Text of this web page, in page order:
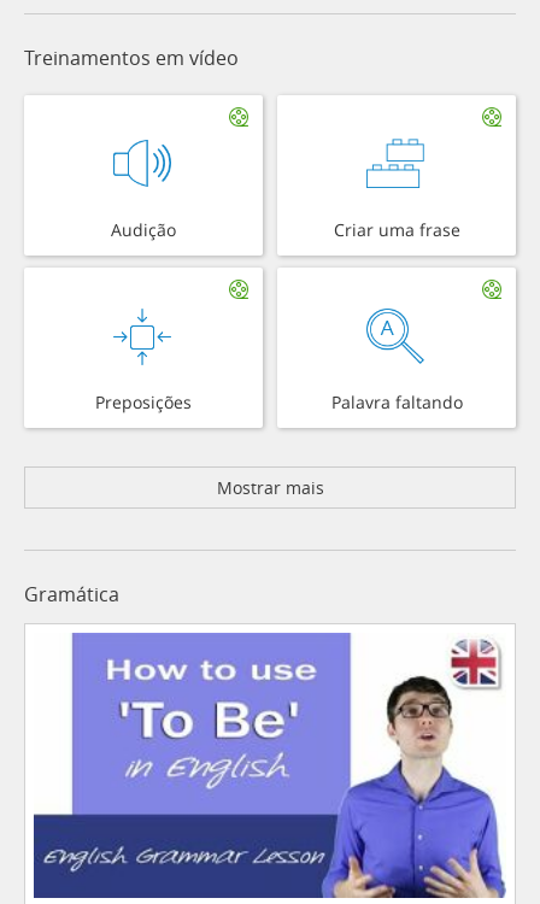
Treinamentos em vídeo
Audição Criar uma frase
Preposições Palavra faltando
Mostrar mais
Gramática